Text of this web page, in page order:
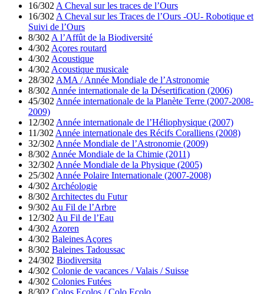
16/302 A Cheval sur les traces de l’Ours
16/302 A Cheval sur les Traces de l’Ours -OU- Robotique et
Suivi de l’Ours
8/302 A l’Affût de la Biodiversité
4/302 Açores routard
4/302 Acoustique
4/302 Acoustique musicale
28/302 AMA / Année Mondiale de l’Astronomie
8/302 Année internationale de la Désertification (2006)
45/302 Année internationale de la Planète Terre (2007-2008-
2009)
12/302 Année internationale de l’Héliophysique (2007)
11/302 Année internationale des Récifs Coralliens (2008)
32/302 Année Mondiale de l’Astronomie (2009)
8/302 Année Mondiale de la Chimie (2011)
32/302 Année Mondiale de la Physique (2005)
25/302 Année Polaire Internationale (2007-2008)
4/302 Archéologie
8/302 Architectes du Futur
9/302 Au Fil de l’Arbre
12/302 Au Fil de l’Eau
4/302 Azoren
4/302 Baleines Açores
8/302 Baleines Tadoussac
24/302 Biodiversita
4/302 Colonie de vacances / Valais / Suisse
4/302 Colonies Futées